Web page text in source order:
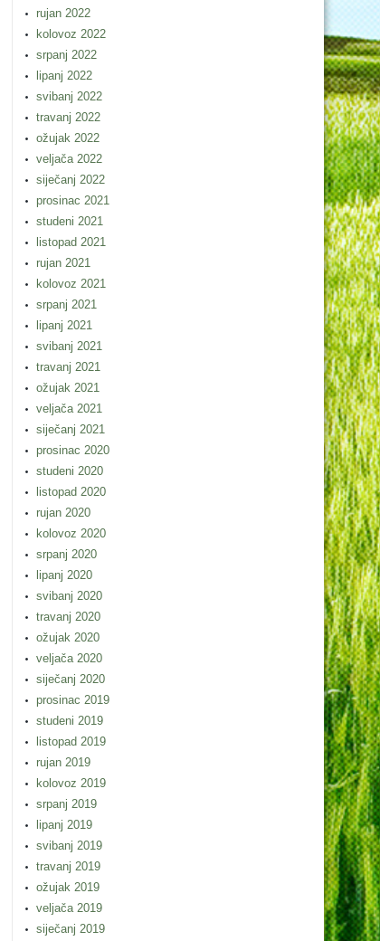
rujan 2022
kolovoz 2022
srpanj 2022
lipanj 2022
svibanj 2022
travanj 2022
ožujak 2022
veljača 2022
siječanj 2022
prosinac 2021
studeni 2021
listopad 2021
rujan 2021
kolovoz 2021
srpanj 2021
lipanj 2021
svibanj 2021
travanj 2021
ožujak 2021
veljača 2021
siječanj 2021
prosinac 2020
studeni 2020
listopad 2020
rujan 2020
kolovoz 2020
srpanj 2020
lipanj 2020
svibanj 2020
travanj 2020
ožujak 2020
veljača 2020
siječanj 2020
prosinac 2019
studeni 2019
listopad 2019
rujan 2019
kolovoz 2019
srpanj 2019
lipanj 2019
svibanj 2019
travanj 2019
ožujak 2019
veljača 2019
siječanj 2019